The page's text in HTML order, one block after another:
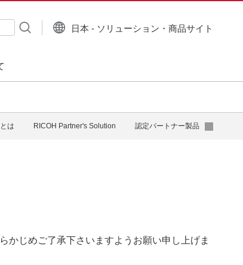
日本 - ソリューション・商品サイト
は RICOH Partner's Solution 認定パートナー製品
かじめご了承下さいますようお願い申し上げま